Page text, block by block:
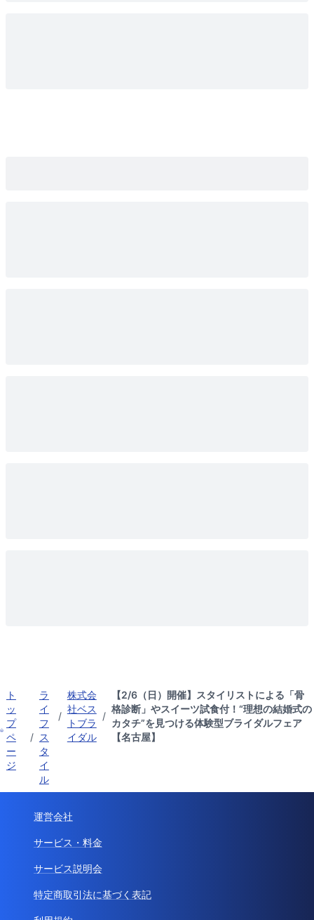
ト
ッ
プ
ペ
ー
ジ
/
ラ
イ
フ
ス
タ
イ
ル
/
株式会
社ベス
トブラ
イダル
/
【2/6（日）開催】スタイリストによる「骨
格診断」やスイーツ試食付！“理想の結婚式の
カタチ”を見つける体験型ブライダルフェア
【名古屋】
運営会社
サービス・料金
サービス説明会
特定商取引法に基づく表記